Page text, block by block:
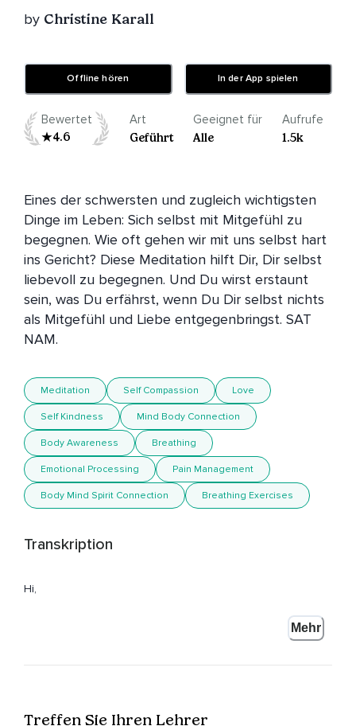
by Christine Karall
Offline hören In der App spielen
Bewertet
4.6
Art
Geführt
Geeignet für
Alle
Aufrufe
1.5k
Eines der schwersten und zugleich wichtigsten
Dinge im Leben: Sich selbst mit Mitgefühl zu
begegnen. Wie oft gehen wir mit uns selbst hart
ins Gericht? Diese Meditation hilft Dir, Dir selbst
liebevoll zu begegnen. Und Du wirst erstaunt
sein, was Du erfährst, wenn Du Dir selbst nichts
als Mitgefühl und Liebe entgegenbringst. SAT
NAM.
Meditation Self Compassion Love
Self Kindness Mind Body Connection
Body Awareness Breathing
Emotional Processing Pain Management
Body Mind Spirit Connection Breathing Exercises
Transkription
Hi,
Dass wir nun gemeinsam meditieren und uns selbst mit
Ob du sitzen oder liegen möchtest.
Mehr
Treffen Sie Ihren Lehrer